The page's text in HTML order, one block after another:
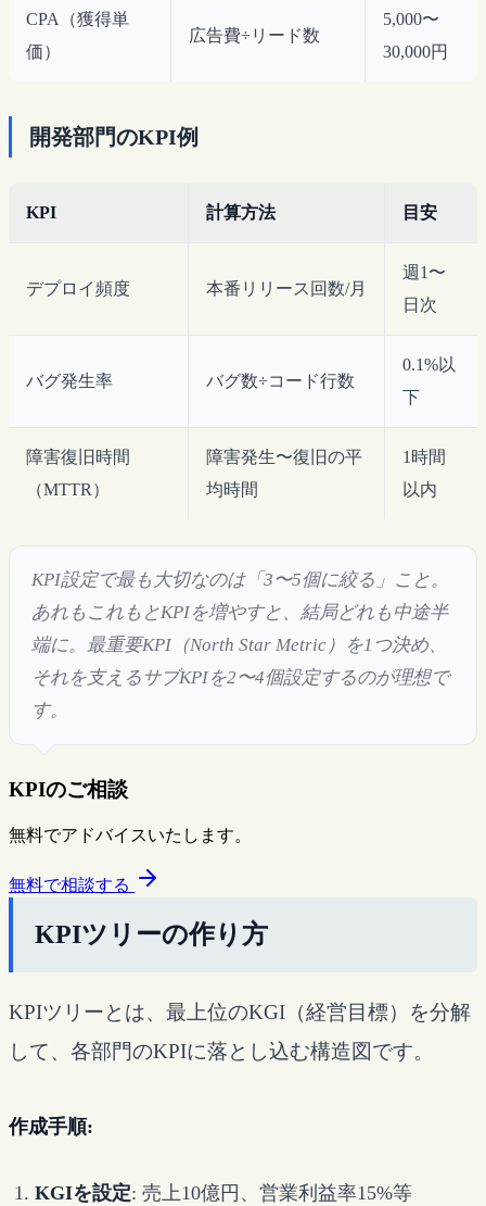
CPA（獲得単
価）
広告費÷リード数
5,000〜
30,000円
開発部門のKPI例
KPI 計算方法 目安
デプロイ頻度 本番リリース回数/月
週1〜
日次
バグ発生率 バグ数÷コード行数
0.1%以
下
障害復旧時間
（MTTR）
障害発生〜復旧の平
均時間
1時間
以内
KPI設定で最も大切なのは「3〜5個に絞る」こと。
あれもこれもとKPIを増やすと、結局どれも中途半
端に。最重要KPI（North Star Metric）を1つ決め、
それを支えるサブKPIを2〜4個設定するのが理想で
す。
KPIのご相談
無料でアドバイスいたします。
無料で相談する
KPIツリーの作り方
KPIツリーとは、最上位のKGI（経営目標）を分解
して、各部門のKPIに落とし込む構造図です。
作成手順:
KGIを設定: 売上10億円、営業利益率15%等